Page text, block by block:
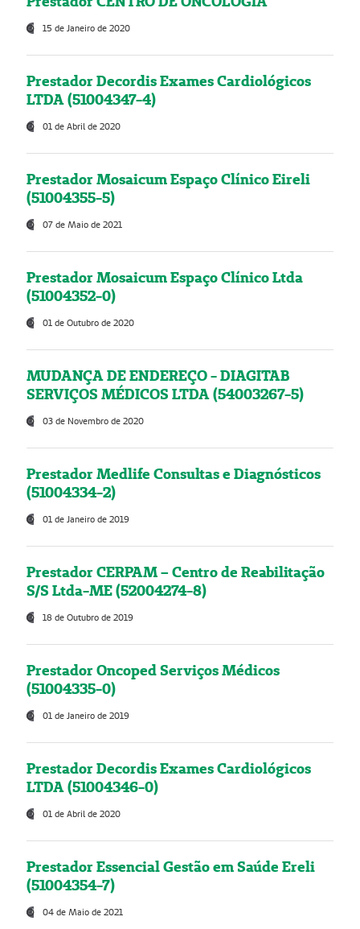
15 de Janeiro de 2020
Prestador Decordis Exames Cardiológicos
LTDA (51004347-4)
01 de Abril de 2020
Prestador Mosaicum Espaço Clínico Eireli
(51004355-5)
07 de Maio de 2021
Prestador Mosaicum Espaço Clínico Ltda
(51004352-0)
01 de Outubro de 2020
MUDANÇA DE ENDEREÇO - DIAGITAB
SERVIÇOS MÉDICOS LTDA (54003267-5)
03 de Novembro de 2020
Prestador Medlife Consultas e Diagnósticos
(51004334-2)
01 de Janeiro de 2019
Prestador CERPAM – Centro de Reabilitação
S/S Ltda-ME (52004274-8)
18 de Outubro de 2019
Prestador Oncoped Serviços Médicos
(51004335-0)
01 de Janeiro de 2019
Prestador Decordis Exames Cardiológicos
LTDA (51004346-0)
01 de Abril de 2020
Prestador Essencial Gestão em Saúde Ereli
(51004354-7)
04 de Maio de 2021